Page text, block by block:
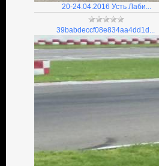
20-24.04.2016 Усть Лаби...
39babdeccf08e834aa4dd1d...